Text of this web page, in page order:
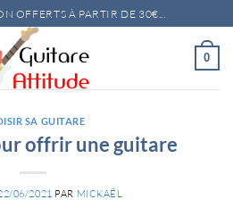
OFFERTS À PARTIR DE 30€...
0
SA GUITARE
offrir une guitare
06/2021 PAR MICKAËL